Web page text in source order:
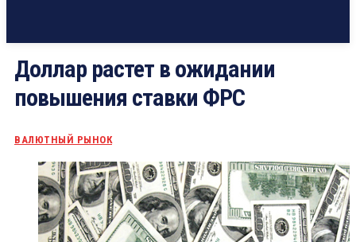
Доллар растет в ожидании
повышения ставки ФРС
ВАЛЮТНЫЙ РЫНОК